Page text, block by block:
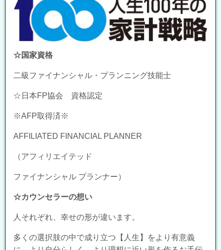
☆国家資格
二級ファイナンシャル・プランニング技能士
☆日本FP協会 資格認定
※AFP取得済※
AFFILIATED FINANCIAL PLANNER
（アフィリエイテッド
ファイナンシャル プランナー）
☆カウンセラーの想い
人それぞれ、幸せの形が違います。
多くの選択肢の中で成り立つ【人生】をより有意義